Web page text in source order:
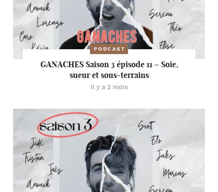
PODCAST
GANACHES Saison 3 épisode 11 – Soie,
sueur et sous-terrains
Il y a 2 mois